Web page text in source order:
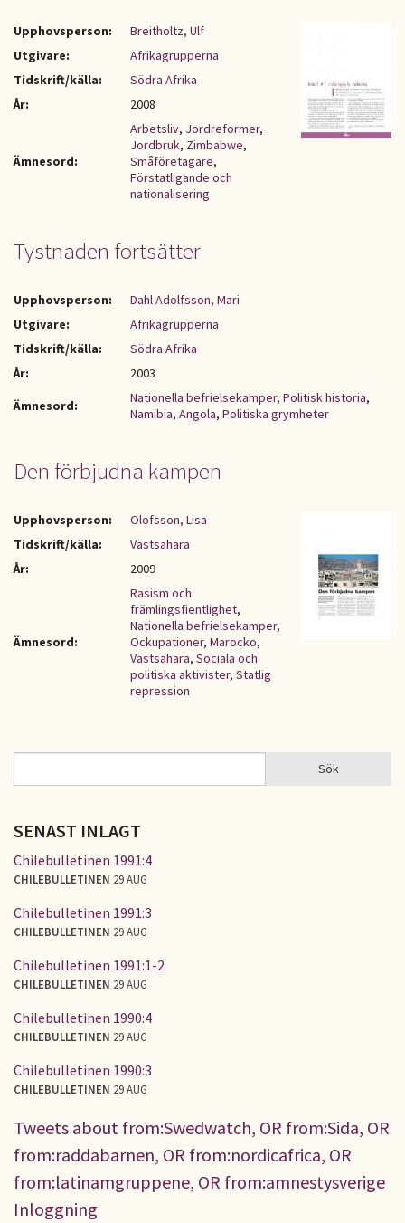
Upphovsperson:
Breitholtz, Ulf
Utgivare:
Afrikagrupperna
Tidskrift/källa:
Södra Afrika
År:
2008
Ämnesord:
Arbetsliv, Jordreformer,
Jordbruk, Zimbabwe,
Småföretagare,
Förstatligande och
nationalisering
Tystnaden fortsätter
Upphovsperson:
Dahl Adolfsson, Mari
Utgivare:
Afrikagrupperna
Tidskrift/källa:
Södra Afrika
År:
2003
Ämnesord:
Nationella befrielsekamper, Politisk historia,
Namibia, Angola, Politiska grymheter
Den förbjudna kampen
Upphovsperson:
Olofsson, Lisa
Tidskrift/källa:
Västsahara
År:
2009
Ämnesord:
Rasism och
främlingsfientlighet,
Nationella befrielsekamper,
Ockupationer, Marocko,
Västsahara, Sociala och
politiska aktivister, Statlig
repression
SÖKFORMULÄR Sök
SENAST INLAGT
Chilebulletinen 1991:4
CHILEBULLETINEN 29 AUG
Chilebulletinen 1991:3
CHILEBULLETINEN 29 AUG
Chilebulletinen 1991:1-2
CHILEBULLETINEN 29 AUG
Chilebulletinen 1990:4
CHILEBULLETINEN 29 AUG
Chilebulletinen 1990:3
CHILEBULLETINEN 29 AUG
Tweets about from:Swedwatch, OR from:Sida, OR
from:raddabarnen, OR from:nordicafrica, OR
from:latinamgruppene, OR from:amnestysverige
Inloggning